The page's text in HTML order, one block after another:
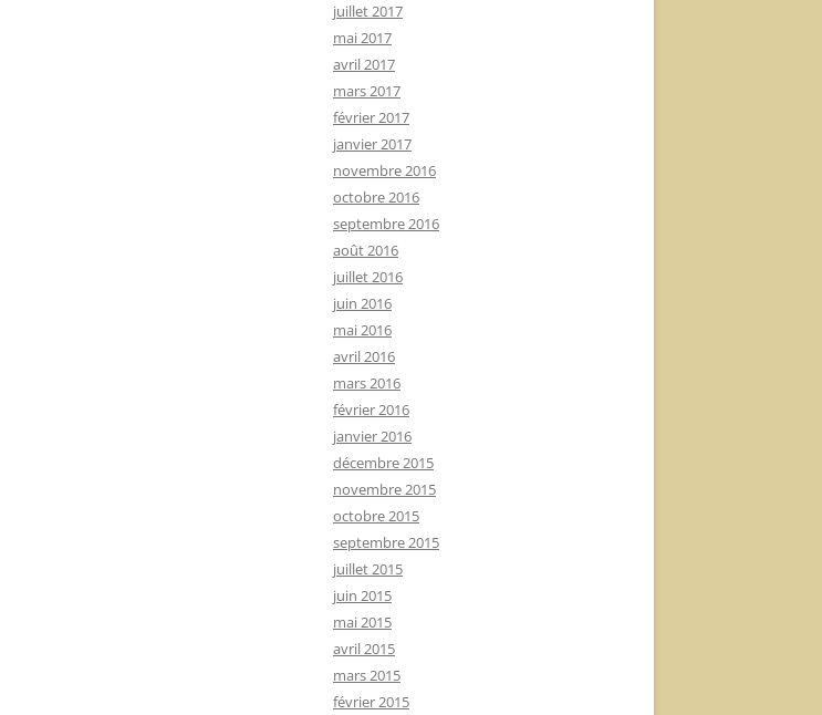
juillet 2017
mai 2017
avril 2017
mars 2017
février 2017
janvier 2017
novembre 2016
octobre 2016
septembre 2016
août 2016
juillet 2016
juin 2016
mai 2016
avril 2016
mars 2016
février 2016
janvier 2016
décembre 2015
novembre 2015
octobre 2015
septembre 2015
juillet 2015
juin 2015
mai 2015
avril 2015
mars 2015
février 2015